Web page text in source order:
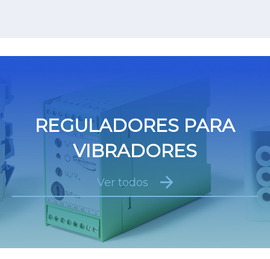
REGULADORES PARA
VIBRADORES
Ver todos